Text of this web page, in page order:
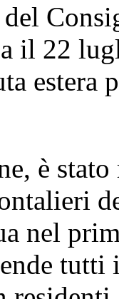
il 22
estera
è
nel